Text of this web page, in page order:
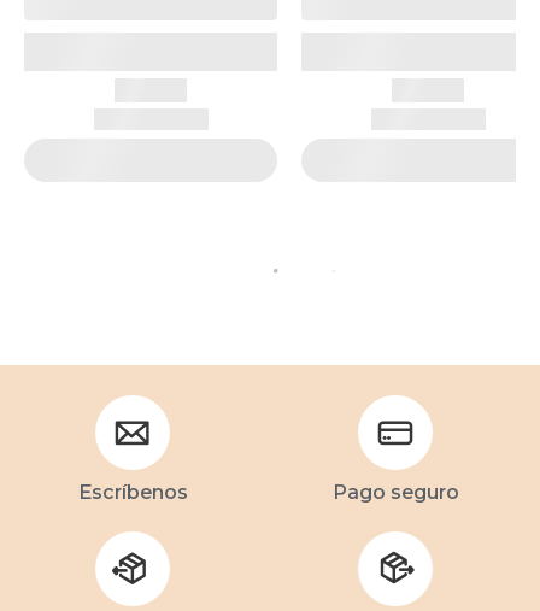
Escríbenos Pago seguro